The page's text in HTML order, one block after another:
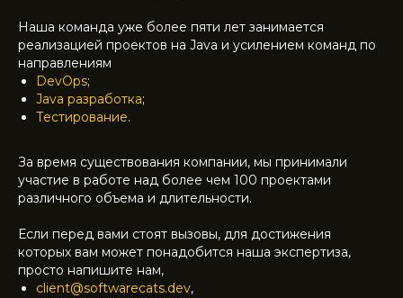
Наша команда уже более пяти лет занимается
реализацией проектов на Java и усилением команд по
направлениям
DevOps;
Java разработка;
Тестирование.
За время существования компании, мы принимали
участие в работе над более чем 100 проектами
различного объема и длительности.
Если перед вами стоят вызовы, для достижения
которых вам может понадобится наша экспертиза,
просто напишите нам,
client@softwarecats.dev,